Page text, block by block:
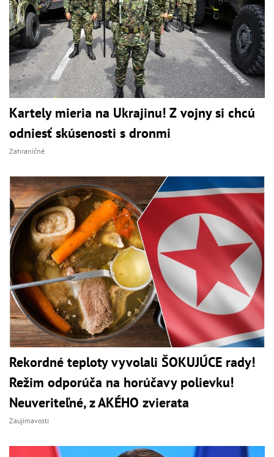
Kartely mieria na Ukrajinu! Z vojny si chcú
odniesť skúsenosti s dronmi
Zahraničné
Rekordné teploty vyvolali ŠOKUJÚCE rady!
Režim odporúča na horúčavy polievku!
Neuveriteľné, z AKÉHO zvierata
Zaujímavosti